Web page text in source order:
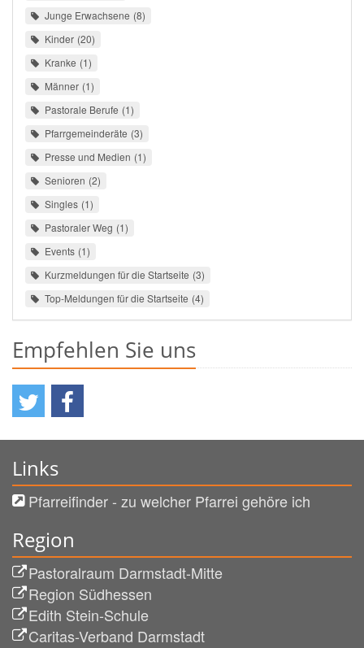
Junge Erwachsene 8
Kinder 20
Kranke 1
Männer 1
Pastorale Berufe 1
Pfarrgemeinderäte 3
Presse und Medien 1
Senioren 2
Singles 1
Pastoraler Weg 1
Events 1
Kurzmeldungen für die Startseite 3
Top-Meldungen für die Startseite 4
Empfehlen Sie uns
Links
Pfarreifinder - zu welcher Pfarrei gehöre ich
Region
Pastoralraum Darmstadt-Mitte
Region Südhessen
Edith Stein-Schule
Caritas-Verband Darmstadt